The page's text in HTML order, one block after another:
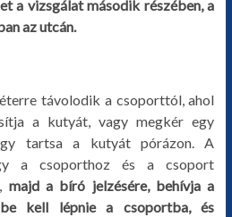
a vizsgálat második részében, a
az utcán.
távolodik a csoporttól, ahol
a kutyát, vagy megkér egy
tartsa a kutyát pórázon. A
a csoporthoz és a csoport
majd a bíró jelzésére, behívja a
kell lépnie a csoportba, és